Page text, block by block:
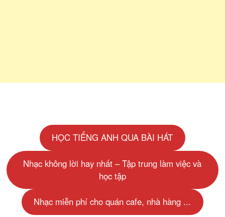
HỌC TIẾNG ANH QUA BÀI HÁT
Nhạc không lời hay nhất – Tập trung làm việc và
học tập
Nhạc miễn phí cho quán cafe, nhà hàng ...